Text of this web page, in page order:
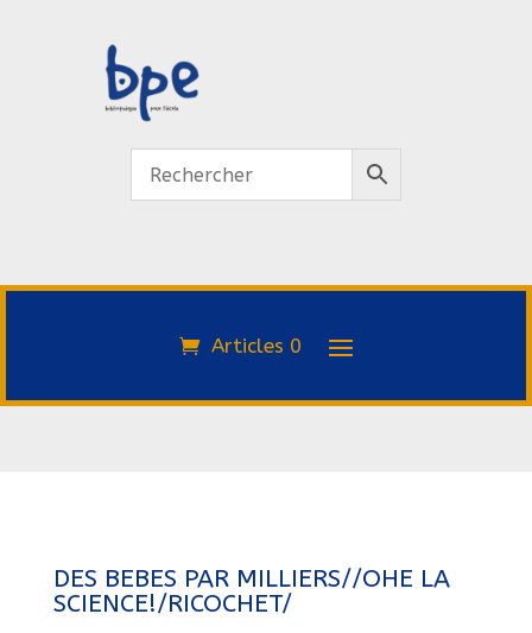
Articles 0
DES BEBES PAR MILLIERS//OHE LA
SCIENCE!/RICOCHET/